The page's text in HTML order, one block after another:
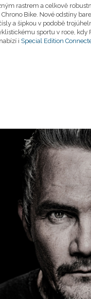
rastrem a celkově
Bike. Nové odstíny
a šipkou v podobě
sportu v roce, kdy
i Special Edition